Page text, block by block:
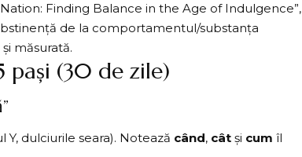
Finding Balance in the Age of Indulgence”,
de la comportamentul/substanța
măsurată.
pași (30 de zile)
dulciurile seara). Notează când, cât și cum îl